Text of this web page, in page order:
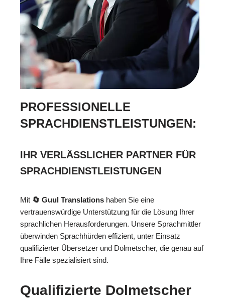
PROFESSIONELLE
SPRACHDIENSTLEISTUNGEN:
IHR VERLÄSSLICHER PARTNER FÜR
SPRACHDIENSTLEISTUNGEN
Mit 🔄 Guul Translations haben Sie eine
vertrauenswürdige Unterstützung für die Lösung Ihrer
sprachlichen Herausforderungen. Unsere Sprachmittler
überwinden Sprachhürden effizient, unter Einsatz
qualifizierter Übersetzer und Dolmetscher, die genau auf
Ihre Fälle spezialisiert sind.
Qualifizierte Dolmetscher